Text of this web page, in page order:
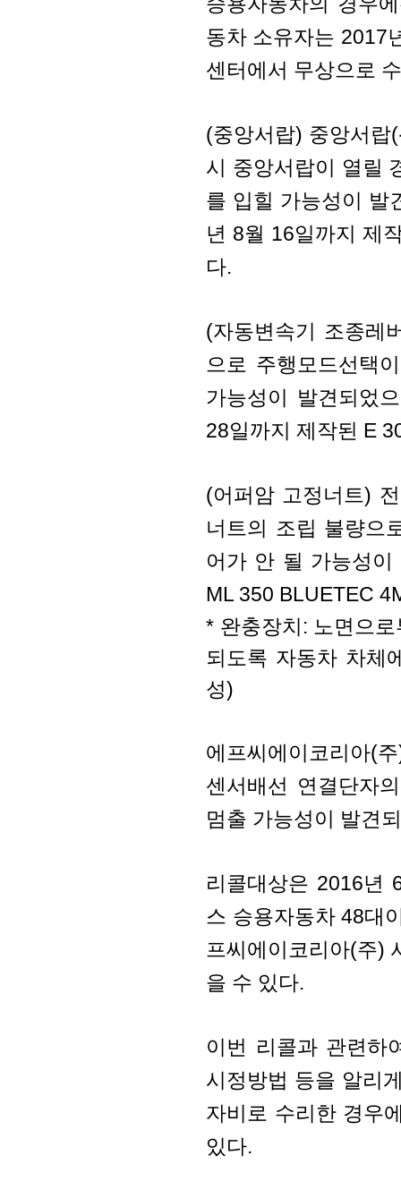
동차 소유자는 2017
센터에서 무상으로
(중앙서랍) 중앙서랍
시 중앙서랍이 열릴
를 입힐 가능성이 발
년 8월 16일까지 제
다.
(자동변속기 조종레
으로 주행모드선택
가능성이 발견되었
28일까지 제작된 E
(어퍼암 고정너트)
너트의 조립 불량으
어가 안 될 가능성
ML 350 BLUETEC
* 완충장치: 노면으
되도록 자동차 차체
성)
에프씨에이코리아(
센서배선 연결단자
멈출 가능성이 발견
리콜대상은 2016년
스 승용자동차 48대
프씨에이코리아(주)
을 수 있다.
이번 리콜과 관련하
시정방법 등을 알리
자비로 수리한 경우
있다.